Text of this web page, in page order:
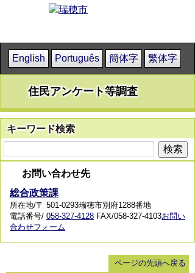
English Português 簡体字 繁体字
住民アンケート等調査
キーワード検索
お問い合わせ先
総合政策課
所在地/〒 501-0293瑞穂市別府1288番地
電話番号/ 058-327-4128 FAX/058-327-4103お問い
合わせフォーム
ページの先頭へ戻る